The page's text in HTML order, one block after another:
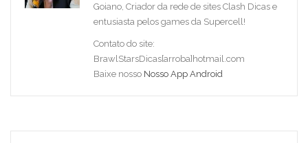
Goiano, Criador da rede de sites Clash Dicas e
entusiasta pelos games da Supercell!
Contato do site:
BrawlStarsDicas[arroba]hotmail.com
Baixe nosso Nosso App Android